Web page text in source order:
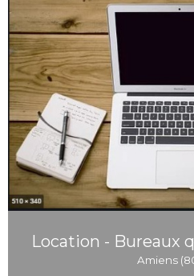
Location - Bureaux
Amiens